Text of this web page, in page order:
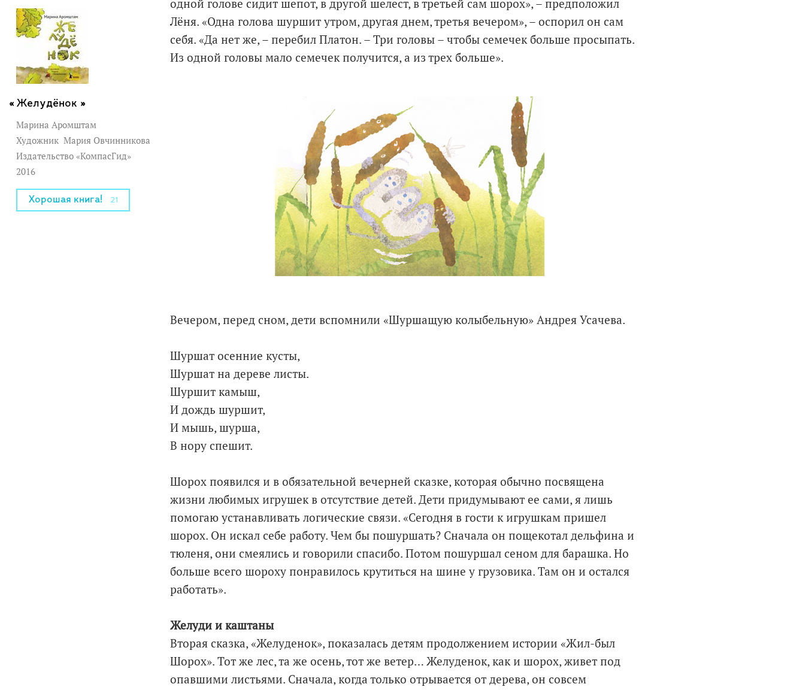
Желудёнок »
Марина Аромштам
Художник Мария Овчинникова
Издательство «КомпасГид»
2016
Хорошая книга! 21
одной голове сидит шепот, в другой шелест, в третьей сам шорох», – предположил
Лёня. «Одна голова шуршит утром, другая днем, третья вечером», – оспорил он сам
себя. «Да нет же, – перебил Платон. – Три головы – чтобы семечек больше просыпать.
Из одной головы мало семечек получится, а из трех больше».
Вечером, перед сном, дети вспомнили «Шуршащую колыбельную» Андрея Усачева.
Шуршат осенние кусты,
Шуршат на дереве листы.
Шуршит камыш,
И дождь шуршит,
И мышь, шурша,
В нору спешит.
Шорох появился и в обязательной вечерней сказке, которая обычно посвящена
жизни любимых игрушек в отсутствие детей. Дети придумывают ее сами, я лишь
помогаю устанавливать логические связи. «Сегодня в гости к игрушкам пришел
шорох. Он искал себе работу. Чем бы пошуршать? Сначала он пощекотал дельфина и
тюленя, они смеялись и говорили спасибо. Потом пошуршал сеном для барашка. Но
больше всего шороху понравилось крутиться на шине у грузовика. Там он и остался
работать».
Желуди и каштаны
Вторая сказка, «Желуденок», показалась детям продолжением истории «Жил-был
Шорох». Тот же лес, та же осень, тот же ветер… Желуденок, как и шорох, живет под
опавшими листьями. Сначала, когда только отрывается от дерева, он совсем